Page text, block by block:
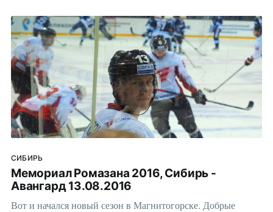
СИБИРЬ
Мемориал Ромазана 2016, Сибирь -
Авангард 13.08.2016
Вот и начался новый сезон в Магнитогорске. Добрые